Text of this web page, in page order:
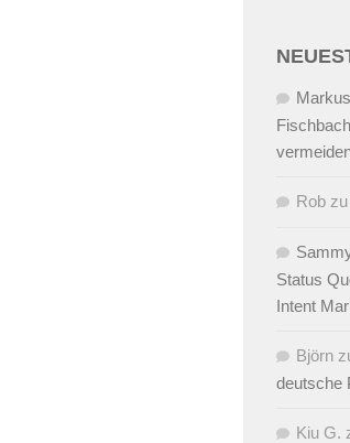
Rob zu
Status
Intent
Björn
deutsche
Kiu G.